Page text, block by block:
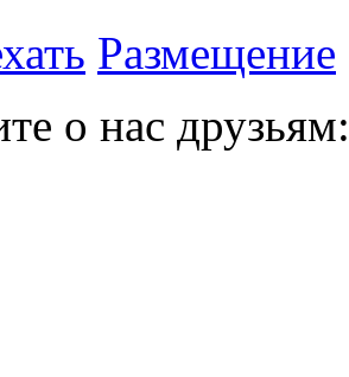
Размещение
о нас друзьям: